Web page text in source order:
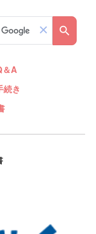
＆A
続き